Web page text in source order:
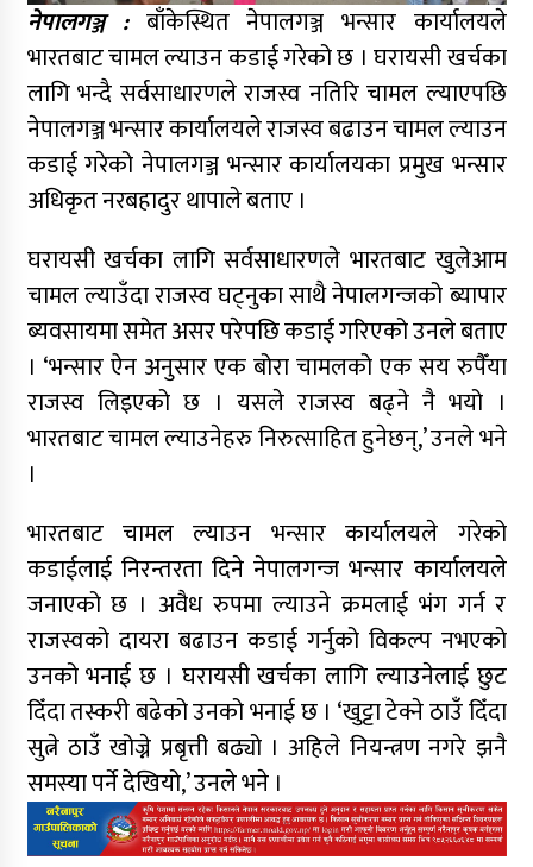
नेपालगञ्ज : बाँकेस्थित नेपालगञ्ज भन्सार कार्यालयले
भारतबाट चामल ल्याउन कडाई गरेको छ । घरायसी खर्चका
लागि भन्दै सर्वसाधारणले राजस्व नतिरि चामल ल्याएपछि
नेपालगञ्ज भन्सार कार्यालयले राजस्व बढाउन चामल ल्याउन
कडाई गरेको नेपालगञ्ज भन्सार कार्यालयका प्रमुख भन्सार
अधिकृत नरबहादुर थापाले बताए ।
घरायसी खर्चका लागि सर्वसाधारणले भारतबाट खुलेआम
चामल ल्याउँदा राजस्व घट्नुका साथै नेपालगन्जको ब्यापार
ब्यवसायमा समेत असर परेपछि कडाई गरिएको उनले बताए
। ‘भन्सार ऐन अनुसार एक बोरा चामलको एक सय रुपैँया
राजस्व लिइएको छ । यसले राजस्व बढ्ने नै भयो ।
भारतबाट चामल ल्याउनेहरु निरुत्साहित हुनेछन्,’ उनले भने
।
भारतबाट चामल ल्याउन भन्सार कार्यालयले गरेको
कडाईलाई निरन्तरता दिने नेपालगन्ज भन्सार कार्यालयले
जनाएको छ । अवैध रुपमा ल्याउने क्रमलाई भंग गर्न र
राजस्वको दायरा बढाउन कडाई गर्नुको विकल्प नभएको
उनको भनाई छ । घरायसी खर्चका लागि ल्याउनेलाई छुट
दिँदा तस्करी बढेको उनको भनाई छ । ‘खुट्टा टेक्ने ठाउँ दिँदा
सुत्ने ठाउँ खोज्ने प्रबृत्ती बढ्यो । अहिले नियन्त्रण नगरे झनै
समस्या पर्ने देखियो,’ उनले भने ।